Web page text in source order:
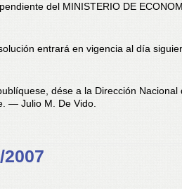
del MINISTERIO DE
entrará en vigencia al día
dése a la Dirección Nacional
— Julio M. De Vido.